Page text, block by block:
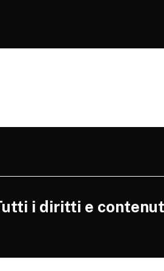
i diritti e